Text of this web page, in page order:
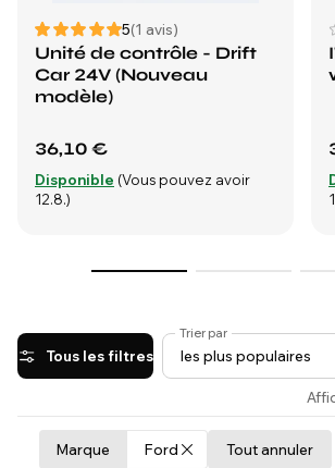
5(1 avis)
Unité de contrôle - Drift
Car 24V (Nouveau
modèle)
36,10 €
Disponible (Vous pouvez avoir
12.8.)
Tous les filtres
Trier par
Tout annuler
Marque Ford